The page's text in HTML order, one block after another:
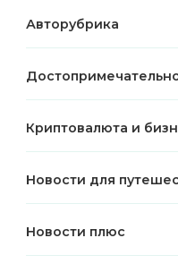
Авторубрика
Криптовалюта и
Новости для
Новости плюс